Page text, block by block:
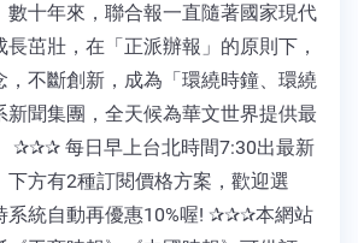
數十年來，聯合報一直隨著國家現代
茁壯，在「正派辦報」的原則下，
，不斷創新，成為「環繞時鐘、環繞
新聞集團，全天候為華文世界提供最
✰✰✰ 每日早上台北時間7:30出最新
下方有2種訂閱價格方案，歡迎選
系統自動再優惠10%喔! ✰✰✰本網站